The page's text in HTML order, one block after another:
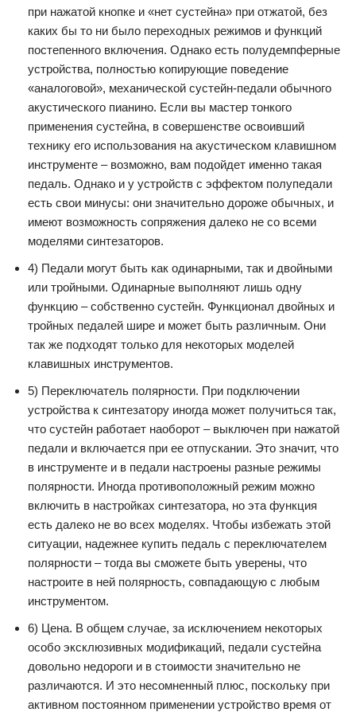
при нажатой кнопке и «нет сустейна» при отжатой, без
каких бы то ни было переходных режимов и функций
постепенного включения. Однако есть полудемпферные
устройства, полностью копирующие поведение
«аналоговой», механической сустейн-педали обычного
акустического пианино. Если вы мастер тонкого
применения сустейна, в совершенстве освоивший
технику его использования на акустическом клавишном
инструменте – возможно, вам подойдет именно такая
педаль. Однако и у устройств с эффектом полупедали
есть свои минусы: они значительно дороже обычных, и
имеют возможность сопряжения далеко не со всеми
моделями синтезаторов.
4) Педали могут быть как одинарными, так и двойными
или тройными. Одинарные выполняют лишь одну
функцию – собственно сустейн. Функционал двойных и
тройных педалей шире и может быть различным. Они
так же подходят только для некоторых моделей
клавишных инструментов.
5) Переключатель полярности. При подключении
устройства к синтезатору иногда может получиться так,
что сустейн работает наоборот – выключен при нажатой
педали и включается при ее отпускании. Это значит, что
в инструменте и в педали настроены разные режимы
полярности. Иногда противоположный режим можно
включить в настройках синтезатора, но эта функция
есть далеко не во всех моделях. Чтобы избежать этой
ситуации, надежнее купить педаль с переключателем
полярности – тогда вы сможете быть уверены, что
настроите в ней полярность, совпадающую с любым
инструментом.
6) Цена. В общем случае, за исключением некоторых
особо эксклюзивных модификаций, педали сустейна
довольно недороги и в стоимости значительно не
различаются. И это несомненный плюс, поскольку при
активном постоянном применении устройство время от